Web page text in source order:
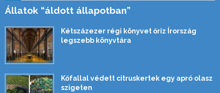
Állatok “áldott állapotban”
Kétszázezer régi könyvet őriz Írország
legszebb könyvtára
Kőfallal védett citruskertek egy apró olasz
szigeten